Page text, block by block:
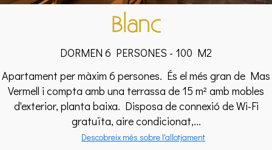
Blanc
DORMEN 6 PERSONES - 100 M2
Apartament per màxim 6 persones. És el més gran de Mas
Vermell i compta amb una terrassa de 15 m² amb mobles
d'exterior, planta baixa. Disposa de connexió de Wi-Fi
gratuïta, aire condicionat,...
Descobreix més sobre l'allotjament